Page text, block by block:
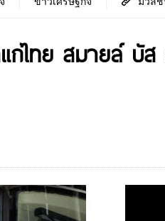
ก่ไทย สมายล์ บั